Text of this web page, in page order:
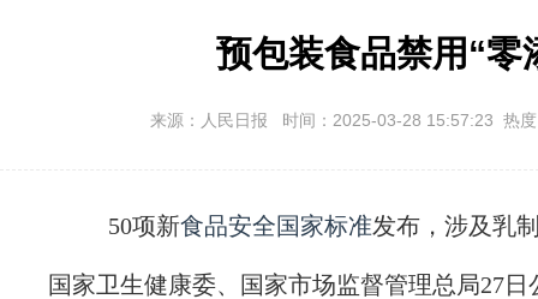
预包装食品禁用“零
来源：人民日报 时间：2025-03-28 15:57:23 热
50项新食品安全国家标准发布，涉及乳
国家卫生健康委、国家市场监督管理总局27日